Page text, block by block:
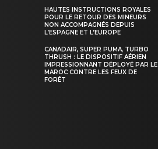
HAUTES INSTRUCTIONS ROYALES
POUR LE RETOUR DES MINEURS
NON ACCOMPAGNÉS DEPUIS
L’ESPAGNE ET L’EUROPE
CANADAIR, SUPER PUMA, TURBO
THRUSH : LE DISPOSITIF AÉRIEN
IMPRESSIONNANT DÉPLOYÉ PAR LE
MAROC CONTRE LES FEUX DE
FORÊT